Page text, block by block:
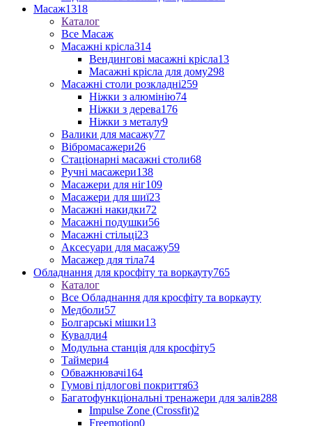
Масаж1318
Каталог
Все Масаж
Масажні крісла314
Вендингові масажні крісла13
Масажні крісла для дому298
Масажні столи розкладні259
Ніжки з алюмінію74
Ніжки з дерева176
Ніжки з металу9
Валики для масажу77
Вібромасажери26
Стаціонарні масажні столи68
Ручні масажери138
Масажери для ніг109
Масажери для шиї23
Масажні накидки72
Масажні подушки56
Масажні стільці23
Аксесуари для масажу59
Масажер для тіла74
Обладнання для кросфіту та воркауту765
Каталог
Все Обладнання для кросфіту та воркауту
Медболи57
Болгарські мішки13
Кувалди4
Модульна станція для кросфіту5
Таймери4
Обважнювачі164
Гумові підлогові покриття63
Багатофункціональні тренажери для залів288
Impulse Zone (Crossfit)2
Freemotion0